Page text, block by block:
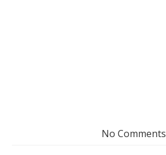
No Comments